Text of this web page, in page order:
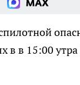
в в 15:00